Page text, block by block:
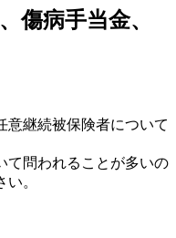
傷病手当金、
意継続被保険者について
て問われることが多いの
。